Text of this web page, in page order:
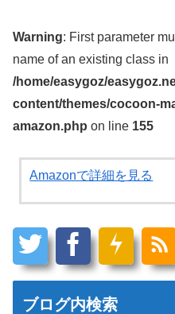
Warning: First parameter
name of an existing class in
/home/easygoz/
content/themes/cocoon-
amazon.php on line 155
Amazonで詳細を見る
ブログ内検索